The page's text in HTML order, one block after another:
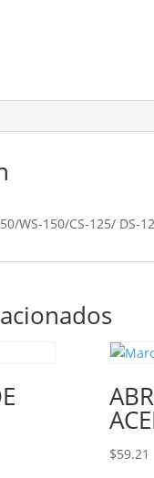
WS-150/CS-125/ DS-
$59.21